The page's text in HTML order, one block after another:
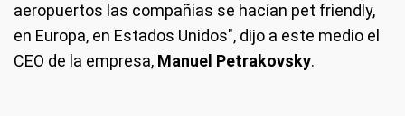
aeropuertos las compañias se hacían pet friendly,
en Europa, en Estados Unidos", dijo a este medio el
CEO de la empresa, Manuel Petrakovsky.